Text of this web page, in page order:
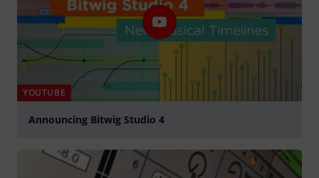
YOUTUBE
Announcing Bitwig Studio 4